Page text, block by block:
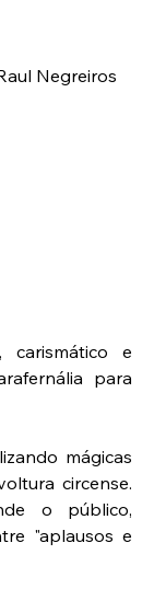
Negreiros
carismático e
para
mágicas
circense.
o público,
"aplausos e